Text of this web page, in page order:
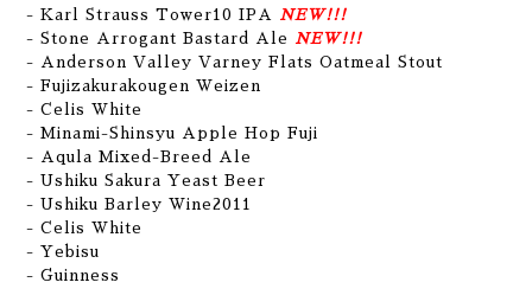
- Karl Strauss Tower10 IPA NEW!!!
- Stone Arrogant Bastard Ale NEW!!!
- Anderson Valley Varney Flats Oatmeal Stout
- Fujizakurakougen Weizen
- Celis White
- Minami-Shinsyu Apple Hop Fuji
- Aqula Mixed-Breed Ale
- Ushiku Sakura Yeast Beer
- Ushiku Barley Wine2011
- Celis White
- Yebisu
- Guinness